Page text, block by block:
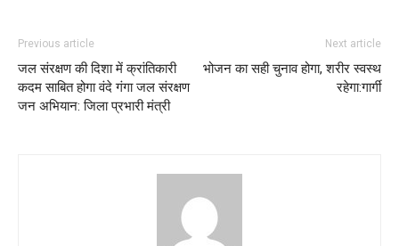
Previous article
जल संरक्षण की दिशा में क्रांतिकारी
कदम साबित होगा वंदे गंगा जल संरक्षण
जन अभियान: जिला प्रभारी मंत्री
Next article
भोजन का सही चुनाव होगा, शरीर स्वस्थ
रहेगा:गार्गी